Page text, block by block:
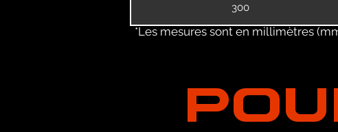
300
*Les mesures sont en millimètres